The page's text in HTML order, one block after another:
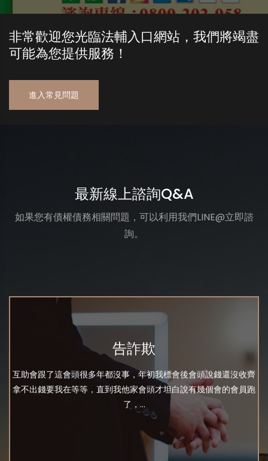
非常歡迎您光臨法輔入口網站，我們將竭盡
可能為您提供服務！
進入常見問題
最新線上諮詢Q&A
如果您有債權債務相關問題，可以利用我們LINE@立即諮
詢。
告詐欺
互助會跟了這會頭很多年都沒事，年初我標會後會頭說錢還沒收齊
拿不出錢要我在等等，直到我他家會頭才坦白說有幾個會的會員跑
了，...